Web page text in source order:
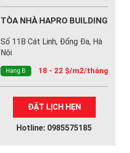
TÒA NHÀ HAPRO BUILDING
Số 11B Cát Linh, Đống Đa, Hà
Nội
Hạng B 18 - 22 $/m2/tháng
ĐẶT LỊCH HẸN
Hotline: 0985575185